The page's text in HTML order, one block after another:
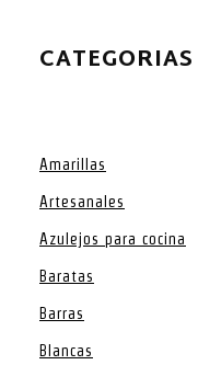
CATEGORIAS
Amarillas
Artesanales
Azulejos para cocina
Baratas
Barras
Blancas